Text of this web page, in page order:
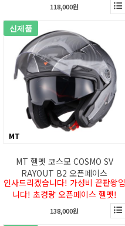
118,000원
신제품
MT
MT 헬멧 코스모 COSMO SV
RAYOUT B2 오픈페이스
인사드리겠습니다! 가성비 끝판왕입
니다! 초경량 오픈페이스 헬멧!
138,000원